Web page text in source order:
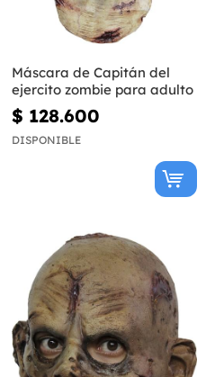
Máscara de Capitán del
ejercito zombie para adulto
$ 128.600
DISPONIBLE